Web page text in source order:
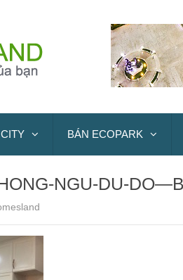
BÁN ECOPARK
NGU-DU-